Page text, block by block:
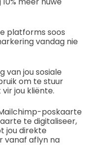
platforms soos
vandag nie
van jou sosiale
om te stuur
jou kliënte.
poskaarte
te digitaliseer,
jou direkte
vanaf aflyn na